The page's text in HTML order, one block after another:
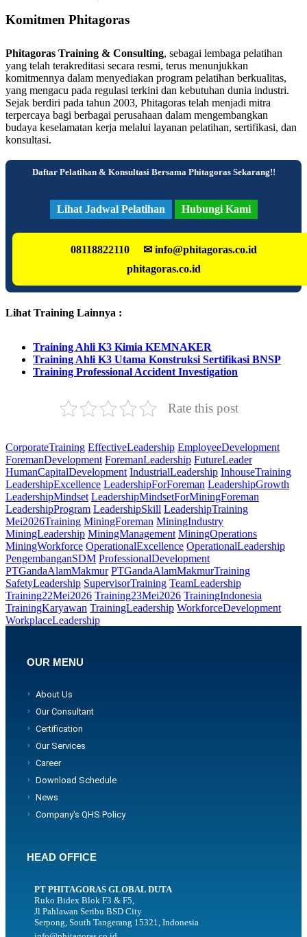
Komitmen Phitagoras
Phitagoras Training & Consulting, sebagai lembaga pelatihan
yang telah terakreditasi secara resmi, terus menunjukkan
komitmennya dalam menyediakan program pelatihan berkualitas,
yang mengacu pada regulasi terkini dan kebutuhan dunia industri.
Sejak berdiri pada tahun 2003, Phitagoras telah menjadi mitra
terpercaya bagi berbagai perusahaan dalam mengembangkan
budaya keselamatan kerja melalui layanan pelatihan, sertifikasi, dan
konsultasi.
Daftar Pelatihan & Konsultasi Bersama Phitagoras Sekarang!!
Lihat Jadwal Pelatihan Hubungi Kami
08118822110
✉ info@phitagoras.co.id
phitagoras.co.id
Lihat Training Lainnya :
Training Ahli K3 Kimia KEMNAKER
Training Ahli K3 Utama Konstruksi Sertifikasi BNSP
Training Professional Accident Investigation
Rate this post
CorporateTraining EffectiveLeadership EmployeeDevelopment
ForemanDevelopment ForemanLeadership FutureLeader
HumanCapitalDevelopment IndustrialLeadership InhouseTraining
LeadershipExcellence LeadershipForForeman LeadershipGrowth
LeadershipMindset LeadershipMindsetForMiningForeman
LeadershipProgram LeadershipSkill LeadershipTraining
Mei2026Training MiningForeman MiningIndustry
MiningLeadership MiningManagement MiningOperations
MiningWorkforce OperationalExcellence OperationalLeadership
PengembanganSDM ProfessionalDevelopment
PTGandaAlamMakmur PTGandaAlamMakmurTraining
SafetyLeadership SupervisorTraining TeamLeadership
Training22Mei2026 Training23Mei2026 TrainingIndonesia
TrainingKaryawan TrainingLeadership WorkforceDevelopment
WorkplaceLeadership
OUR MENU
About Us
Our Consultant
Certification
Our Services
Career
Download Schedule
News
Company's QHS Policy
HEAD OFFICE
PT PHITAGORAS GLOBAL DUTA
Ruko Bidex Blok F3 & F5,
Jl Pahlawan Seribu BSD City
Serpong, South Tangerang 15321, Indonesia